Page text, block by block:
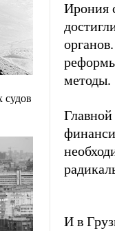
судов
Ирония
методы.
И в